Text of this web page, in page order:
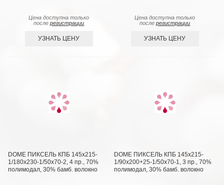
Цена доступна только
послерегистрации
УЗНАТЬ ЦЕНУ
Цена доступна только
послерегистрации
УЗНАТЬ ЦЕНУ
DOME ПИКСЕЛЬ КПБ 145х215-
1/180х230-1/50х70-2, 4 пр., 70%
полимодал, 30% бамб. волокно
DOME ПИКСЕЛЬ КПБ 145х215-
1/90х200+25-1/50х70-1, 3 пр., 70%
полимодал, 30% бамб. волокно